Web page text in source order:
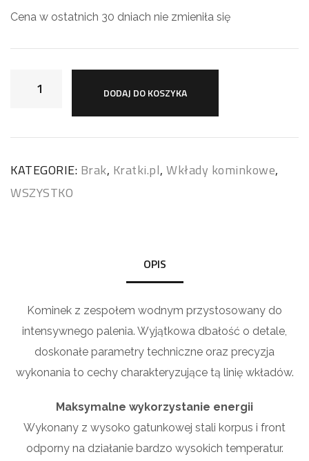
Cena w ostatnich 30 dniach nie zmieniła się
DODAJ DO KOSZYKA
KATEGORIE: Brak, Kratki.pl, Wkłady kominkowe,
WSZYSTKO
OPIS
Kominek z zespołem wodnym przystosowany do
intensywnego palenia. Wyjątkowa dbałość o detale,
doskonałe parametry techniczne oraz precyzja
wykonania to cechy charakteryzujące tą linię wkładów.
Maksymalne wykorzystanie energii
Wykonany z wysoko gatunkowej stali korpus i front
odporny na działanie bardzo wysokich temperatur.